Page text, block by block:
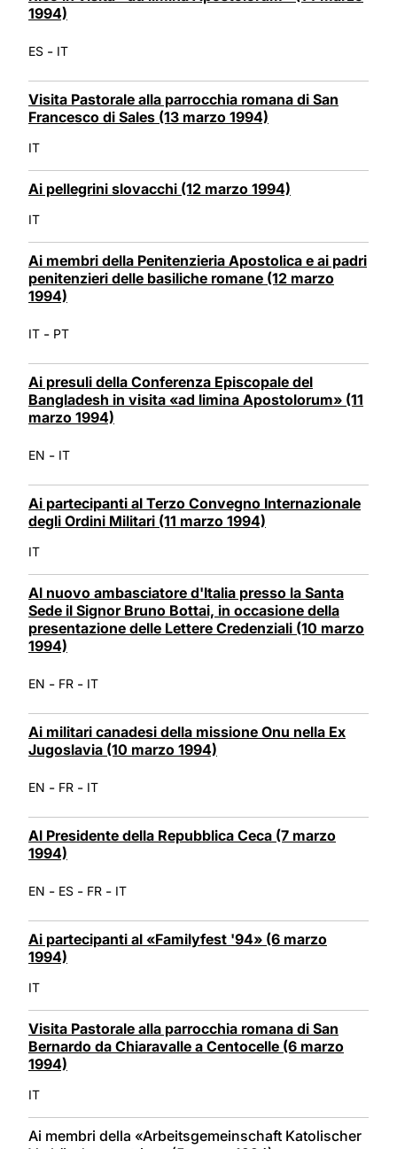
1994)
ES - IT
Visita Pastorale alla parrocchia romana di San
Francesco di Sales (13 marzo 1994)
IT
Ai pellegrini slovacchi (12 marzo 1994)
IT
Ai membri della Penitenzieria Apostolica e ai padri
penitenzieri delle basiliche romane (12 marzo
1994)
IT - PT
Ai presuli della Conferenza Episcopale del
Bangladesh in visita «ad limina Apostolorum» (11
marzo 1994)
EN - IT
Ai partecipanti al Terzo Convegno Internazionale
degli Ordini Militari (11 marzo 1994)
IT
Al nuovo ambasciatore d'Italia presso la Santa
Sede il Signor Bruno Bottai, in occasione della
presentazione delle Lettere Credenziali (10 marzo
1994)
EN - FR - IT
Ai militari canadesi della missione Onu nella Ex
Jugoslavia (10 marzo 1994)
EN - FR - IT
Al Presidente della Repubblica Ceca (7 marzo
1994)
EN - ES - FR - IT
Ai partecipanti al «Familyfest '94» (6 marzo
1994)
IT
Visita Pastorale alla parrocchia romana di San
Bernardo da Chiaravalle a Centocelle (6 marzo
1994)
IT
Ai membri della «Arbeitsgemeinschaft Katolischer